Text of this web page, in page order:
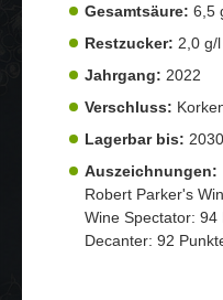
Gesamtsäure: 6,5
Restzucker: 2,0 g/l
Jahrgang: 2022
Verschluss:
Lagerbar bis: 2030
Auszeichnungen:
Robert Parker's
Wine Spectator: 94
Decanter: 92